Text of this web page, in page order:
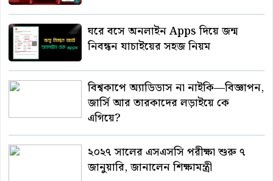
ঘরে বসে অনলাইন Apps দিয়ে জন্ম
নিবন্ধন যাচাইয়ের সহজ নিয়ম
বিশ্বকাপে অ্যাডিডাস না নাইকি—বিজ্ঞাপন,
জার্সি আর তারকাদের লড়াইয়ে কে
এগিয়ে?
২০২৭ সালের এসএসসি পরীক্ষা শুরু ৭
জানুয়ারি, জানালেন শিক্ষামন্ত্রী